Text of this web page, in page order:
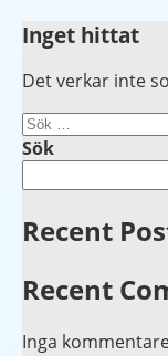
Hoppa
innehåll
House of
solutions in
Explore our
treatment, and
Inget hittat
Det verkar inte
Sök
efter:
Sök
Recent
Recent
Inga